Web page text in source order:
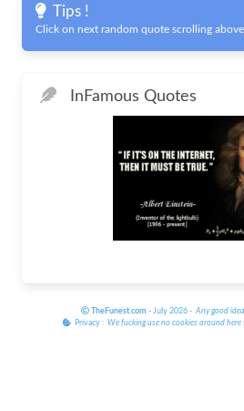
Tips !
Click on next random quote scrolling
In Famous Quotes
TheFunest.com - July 2026 - Any good
Privacy : We fucking use no cookies around here